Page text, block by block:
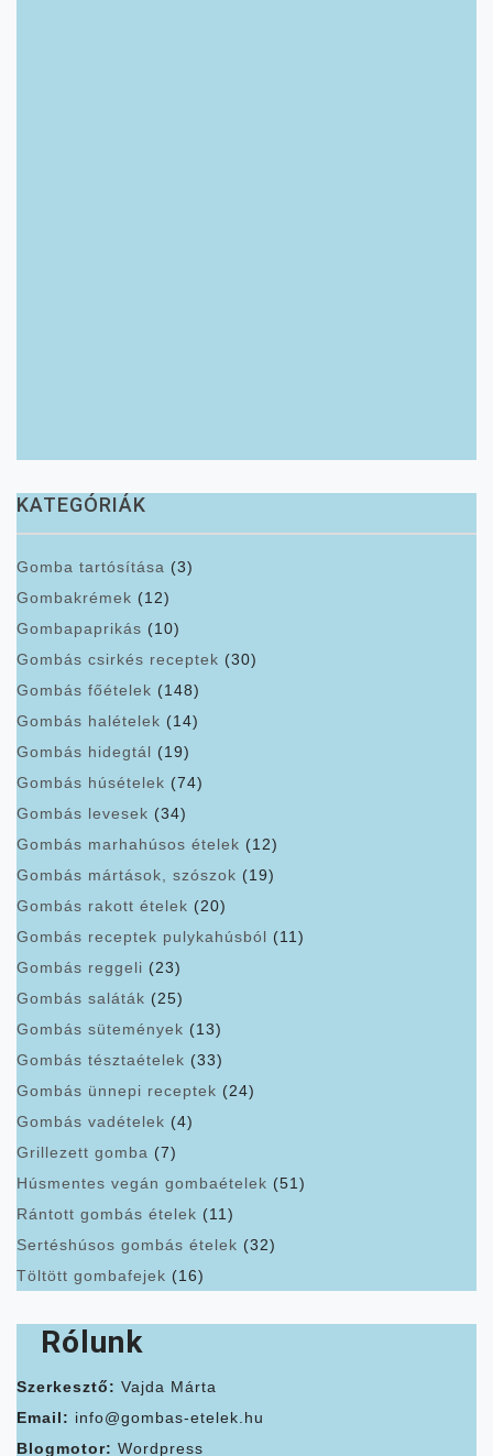
KATEGÓRIÁK
Gomba tartósítása (3)
Gombakrémek (12)
Gombapaprikás (10)
Gombás csirkés receptek (30)
Gombás főételek (148)
Gombás halételek (14)
Gombás hidegtál (19)
Gombás húsételek (74)
Gombás levesek (34)
Gombás marhahúsos ételek (12)
Gombás mártások, szószok (19)
Gombás rakott ételek (20)
Gombás receptek pulykahúsból (11)
Gombás reggeli (23)
Gombás saláták (25)
Gombás sütemények (13)
Gombás tésztaételek (33)
Gombás ünnepi receptek (24)
Gombás vadételek (4)
Grillezett gomba (7)
Húsmentes vegán gombaételek (51)
Rántott gombás ételek (11)
Sertéshúsos gombás ételek (32)
Töltött gombafejek (16)
Rólunk
Szerkesztő: Vajda Márta
Email: info@gombas-etelek.hu
Blogmotor: Wordpress